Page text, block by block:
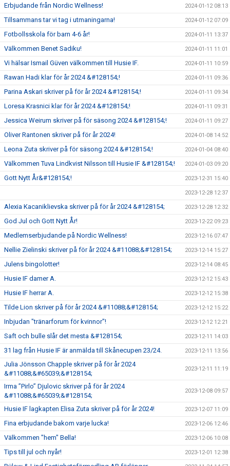
Erbjudande från Nordic Wellness! 2024-01-12 08:13
Tillsammans tar vi tag i utmaningarna! 2024-01-12 07:09
Fotbollsskola för barn 4-6 år! 2024-01-11 13:37
Välkommen Benet Sadiku! 2024-01-11 11:01
Vi hälsar Ismail Güven välkommen till Husie IF. 2024-01-11 10:59
Rawan Hadi klar för år 2024 &#128154;! 2024-01-11 09:36
Parina Askari skriver på för år 2024 &#128154;! 2024-01-11 09:34
Loresa Krasnici klar för år 2024 &#128154;! 2024-01-11 09:31
Jessica Weirum skriver på för säsong 2024 &#128154;! 2024-01-11 09:27
Oliver Rantonen skriver på för år 2024! 2024-01-08 14:52
Leona Zuta skriver på för säsong 2024 &#128154;! 2024-01-04 08:40
Välkommen Tuva Lindkvist Nilsson till Husie IF &#128154;! 2024-01-03 09:20
Gott Nytt År&#128154;! 2023-12-31 15:40
2023-12-28 12:37
Alexia Kacaniklievska skriver på för år 2024 &#128154; 2023-12-28 12:32
God Jul och Gott Nytt År! 2023-12-22 09:23
Medlemserbjudande på Nordic Wellness! 2023-12-16 07:47
Nellie Zielinski skriver på för år 2024 &#11088;&#128154; 2023-12-14 15:27
Julens bingolotter! 2023-12-14 08:45
Husie IF damer A. 2023-12-12 15:43
Husie IF herrar A. 2023-12-12 15:38
Tilde Lion skriver på för år 2024 &#11088;&#128154; 2023-12-12 15:22
Inbjudan "tränarforum för kvinnor"! 2023-12-12 12:21
Saft och bulle slår det mesta &#128154; 2023-12-11 14:03
31 lag från Husie IF är anmälda till Skånecupen 23/24. 2023-12-11 13:56
Julia Jönsson Chapple skriver på för år 2024
&#11088;&#65039;&#128154;
2023-12-11 11:19
Irma ”Pirlo” Djulovic skriver på för år 2024
&#11088;&#65039;&#128154;
2023-12-08 09:57
Husie IF lagkapten Elisa Zuta skriver på för år 2024! 2023-12-07 11:09
Fina erbjudande bakom varje lucka! 2023-12-06 12:46
Välkommen "hem" Bella! 2023-12-06 10:08
Tips till jul och nyår! 2023-12-01 12:38